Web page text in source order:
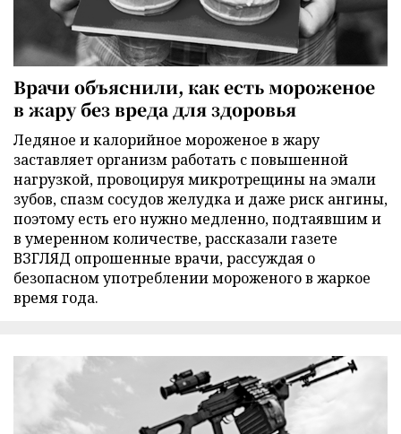
Врачи объяснили, как есть мороженое
в жару без вреда для здоровья
Ледяное и калорийное мороженое в жару
заставляет организм работать с повышенной
нагрузкой, провоцируя микротрещины на эмали
зубов, спазм сосудов желудка и даже риск ангины,
поэтому есть его нужно медленно, подтаявшим и
в умеренном количестве, рассказали газете
ВЗГЛЯД опрошенные врачи, рассуждая о
безопасном употреблении мороженого в жаркое
время года.